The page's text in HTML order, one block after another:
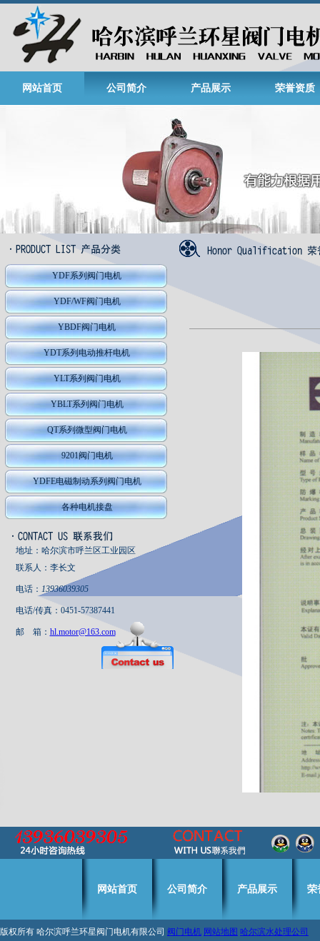
网站首页 公司简介 产品展示 荣誉资质
YDF系列阀门电机
YDF/WF阀门电机
YBDF阀门电机
YDT系列电动推杆电机
YLT系列阀门电机
YBLT系列阀门电机
QT系列微型阀门电机
9201阀门电机
YDFE电磁制动系列阀门电机
各种电机接盘
地址：哈尔滨市呼兰区工业园区
联系人：李长文
电话： 13936039305
电话/传真：0451-57387441
邮 箱： hl.motor@163.com
网站首页 公司简介 产品展示 荣
版权所有 哈尔滨呼兰环星阀门电机有限公司 阀门电机 网站地图 哈尔滨水处理公司